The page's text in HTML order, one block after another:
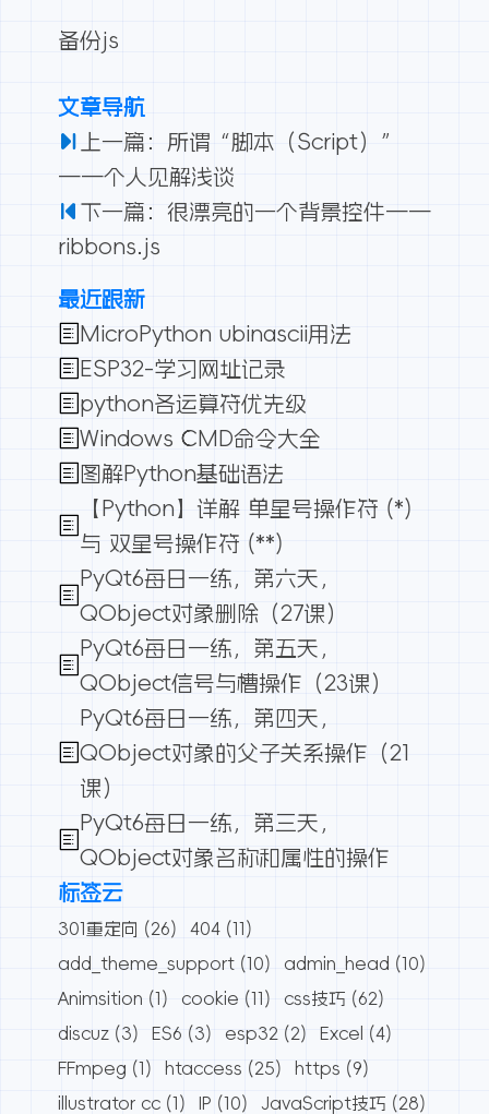
备份js
文章导航
上一篇：所谓“脚本（Script）”
——个人见解浅谈
下一篇：很漂亮的一个背景控件——
ribbons.js
最近跟新
MicroPython ubinascii用法
ESP32-学习网址记录
python各运算符优先级
Windows CMD命令大全
图解Python基础语法
【Python】详解 单星号操作符 (*)
与 双星号操作符 (**)
PyQt6每日一练，第六天，
QObject对象删除（27课）
PyQt6每日一练，第五天，
QObject信号与槽操作（23课）
PyQt6每日一练，第四天，
QObject对象的父子关系操作（21
课）
PyQt6每日一练，第三天，
QObject对象名称和属性的操作
标签云
301重定向 (26) 404 (11)
add_theme_support (10) admin_head (10)
Animsition (1) cookie (11) css技巧 (62)
discuz (3) ES6 (3) esp32 (2) Excel
(4)
FFmpeg (1) htaccess (25) https (9)
illustrator cc (1) IP (10) JavaScript技巧 (28)